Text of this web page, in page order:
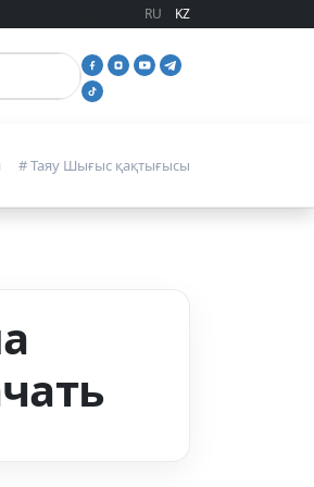
RU KZ
# Таяу Шығыс қақтығысы